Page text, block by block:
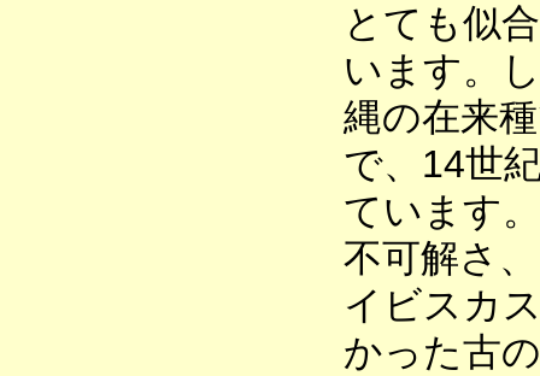
とても似
います。
縄の在来
で、14世
ています
不可解さ
イビスカ
かった古